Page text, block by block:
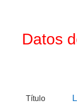
Datos
Título